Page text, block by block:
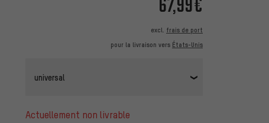
excl. frais de port
pour la livraison vers États-Unis
universal
actuellement non livrable